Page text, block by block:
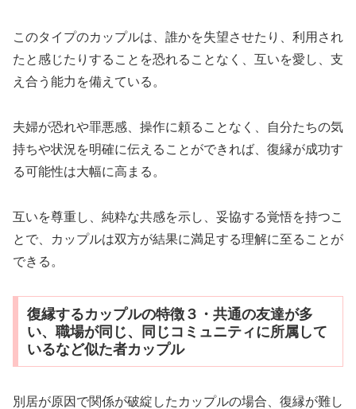
このタイプのカップルは、誰かを失望させたり、利用され
たと感じたりすることを恐れることなく、互いを愛し、支
え合う能力を備えている。
夫婦が恐れや罪悪感、操作に頼ることなく、自分たちの気
持ちや状況を明確に伝えることができれば、復縁が成功す
る可能性は大幅に高まる。
互いを尊重し、純粋な共感を示し、妥協する覚悟を持つこ
とで、カップルは双方が結果に満足する理解に至ることが
できる。
復縁するカップルの特徴３・共通の友達が多
い、職場が同じ、同じコミュニティに所属して
いるなど似た者カップル
別居が原因で関係が破綻したカップルの場合、復縁が難し